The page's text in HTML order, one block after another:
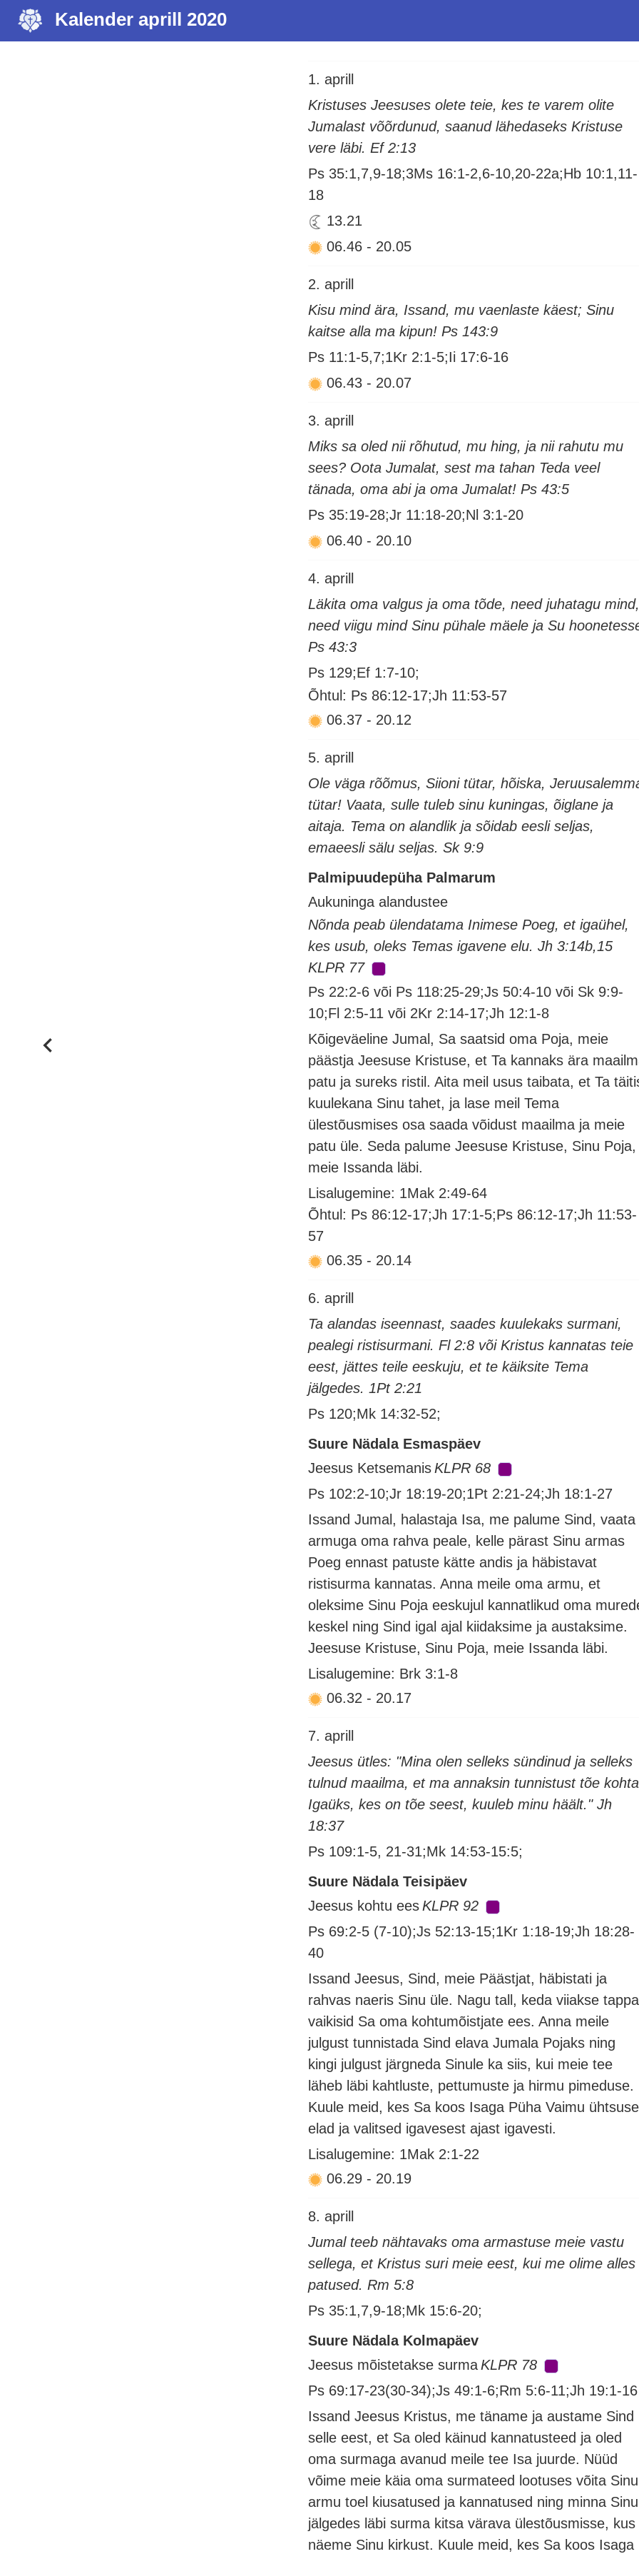
Kalender aprill 2020
1. aprill
Kristuses Jeesuses olete teie, kes te varem olite
Jumalast võõrdunud, saanud lähedaseks Kristuse
vere läbi. Ef 2:13
Ps 35:1,7,9-18;3Ms 16:1-2,6-10,20-22a;Hb 10:1,11-
18
13.21
06.46 - 20.05
2. aprill
Kisu mind ära, Issand, mu vaenlaste käest; Sinu
kaitse alla ma kipun! Ps 143:9
Ps 11:1-5,7;1Kr 2:1-5;Ii 17:6-16
06.43 - 20.07
3. aprill
Miks sa oled nii rõhutud, mu hing, ja nii rahutu mu
sees? Oota Jumalat, sest ma tahan Teda veel
tänada, oma abi ja oma Jumalat! Ps 43:5
Ps 35:19-28;Jr 11:18-20;Nl 3:1-20
06.40 - 20.10
4. aprill
Läkita oma valgus ja oma tõde, need juhatagu
need viigu mind Sinu pühale mäele ja Su
Ps 43:3
Ps 129;Ef 1:7-10;
Õhtul: Ps 86:12-17;Jh 11:53-57
06.37 - 20.12
5. aprill
Ole väga rõõmus, Siioni tütar, hõiska,
tütar! Vaata, sulle tuleb sinu kuningas, õiglane ja
aitaja. Tema on alandlik ja sõidab eesli seljas,
emaeesli sälu seljas. Sk 9:9
Palmipuudepüha Palmarum
Aukuninga alandustee
Nõnda peab ülendatama Inimese Poeg, et igaühel,
kes usub, oleks Temas igavene elu. Jh 3:14b,15
KLPR 77
Ps 22:2-6 või Ps 118:25-29;Js 50:4-10 või Sk 9:9-
10;Fl 2:5-11 või 2Kr 2:14-17;Jh 12:1-8
Kõigeväeline Jumal, Sa saatsid oma Poja, meie
päästja Jeesuse Kristuse, et Ta kannaks ära
patu ja sureks ristil. Aita meil usus taibata, et Ta
kuulekana Sinu tahet, ja lase meil Tema
ülestõusmises osa saada võidust maailma ja meie
patu üle. Seda palume Jeesuse Kristuse, Sinu Poja,
meie Issanda läbi.
Lisalugemine: 1Mak 2:49-64
Õhtul: Ps 86:12-17;Jh 17:1-5;Ps 86:12-17;Jh 11:53-
57
06.35 - 20.14
6. aprill
Ta alandas iseennast, saades kuulekaks surmani,
pealegi ristisurmani. Fl 2:8 või Kristus kannatas teie
eest, jättes teile eeskuju, et te käiksite Tema
jälgedes. 1Pt 2:21
Ps 120;Mk 14:32-52;
Suure Nädala Esmaspäev
Jeesus Ketsemanis KLPR 68
Ps 102:2-10;Jr 18:19-20;1Pt 2:21-24;Jh 18:1-27
Issand Jumal, halastaja Isa, me palume Sind, vaata
armuga oma rahva peale, kelle pärast Sinu armas
Poeg ennast patuste kätte andis ja häbistavat
ristisurma kannatas. Anna meile oma armu, et
oleksime Sinu Poja eeskujul kannatlikud oma
keskel ning Sind igal ajal kiidaksime ja austaksime.
Jeesuse Kristuse, Sinu Poja, meie Issanda läbi.
Lisalugemine: Brk 3:1-8
06.32 - 20.17
7. aprill
Jeesus ütles: "Mina olen selleks sündinud ja selleks
tulnud maailma, et ma annaksin tunnistust tõe
Igaüks, kes on tõe seest, kuuleb minu häält." Jh
18:37
Ps 109:1-5, 21-31;Mk 14:53-15:5;
Suure Nädala Teisipäev
Jeesus kohtu ees KLPR 92
Ps 69:2-5 (7-10);Js 52:13-15;1Kr 1:18-19;Jh 18:28-
40
Issand Jeesus, Sind, meie Päästjat, häbistati ja
rahvas naeris Sinu üle. Nagu tall, keda viiakse
vaikisid Sa oma kohtumõistjate ees. Anna meile
julgust tunnistada Sind elava Jumala Pojaks ning
kingi julgust järgneda Sinule ka siis, kui meie tee
läheb läbi kahtluste, pettumuste ja hirmu pimeduse.
Kuule meid, kes Sa koos Isaga Püha Vaimu
elad ja valitsed igavesest ajast igavesti.
Lisalugemine: 1Mak 2:1-22
06.29 - 20.19
8. aprill
Jumal teeb nähtavaks oma armastuse meie vastu
sellega, et Kristus suri meie eest, kui me olime alles
patused. Rm 5:8
Ps 35:1,7,9-18;Mk 15:6-20;
Suure Nädala Kolmapäev
Jeesus mõistetakse surma KLPR 78
Ps 69:17-23(30-34);Js 49:1-6;Rm 5:6-11;Jh 19:1-16
Issand Jeesus Kristus, me täname ja austame Sind
selle eest, et Sa oled käinud kannatusteed ja oled
oma surmaga avanud meile tee Isa juurde. Nüüd
võime meie käia oma surmateed lootuses võita Sinu
armu toel kiusatused ja kannatused ning minna Sinu
jälgedes läbi surma kitsa värava ülestõusmisse, kus
näeme Sinu kirkust. Kuule meid, kes Sa koos Isaga